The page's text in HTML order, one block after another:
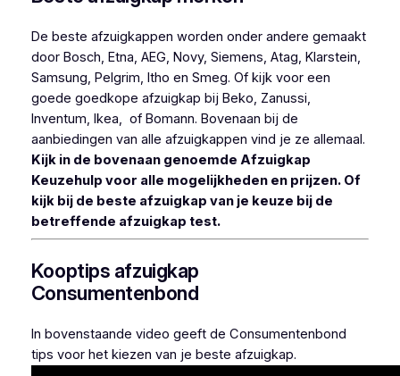
De beste afzuigkappen worden onder andere gemaakt
door Bosch, Etna, AEG, Novy, Siemens, Atag, Klarstein,
Samsung, Pelgrim, Itho en Smeg. Of kijk voor een
goede goedkope afzuigkap bij Beko, Zanussi,
Inventum, Ikea, of Bomann. Bovenaan bij de
aanbiedingen van alle afzuigkappen vind je ze allemaal.
Kijk in de bovenaan genoemde Afzuigkap
Keuzehulp voor alle mogelijkheden en prijzen. Of
kijk bij de beste afzuigkap van je keuze bij de
betreffende afzuigkap test.
Kooptips afzuigkap
Consumentenbond
In bovenstaande video geeft de Consumentenbond
tips voor het kiezen van je beste afzuigkap.